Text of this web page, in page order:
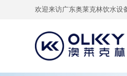
欢迎来访广东奥莱克林饮水设